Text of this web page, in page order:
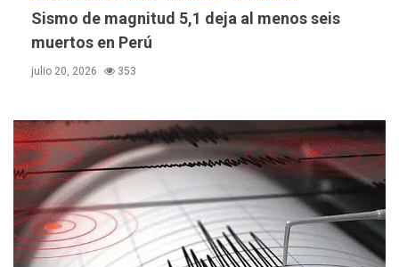
Sismo de magnitud 5,1 deja al menos seis
muertos en Perú
julio 20, 2026 353